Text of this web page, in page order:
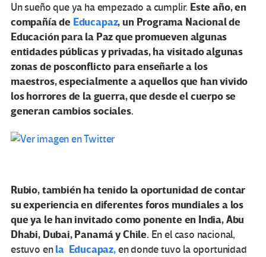
Un sueño que ya ha empezado a cumplir. Este año, en
compañía de Educapaz, un Programa Nacional de
Educación para la Paz que promueven algunas
entidades públicas y privadas, ha visitado algunas
zonas de posconflicto para enseñarle a los
maestros, especialmente a aquellos que han vivido
los horrores de la guerra, que desde el cuerpo se
generan cambios sociales.
Rubio, también ha tenido la oportunidad de contar
su experiencia en diferentes foros mundiales a los
que ya le han invitado como ponente en India, Abu
Dhabi, Dubai, Panamá y Chile. En el caso nacional,
estuvo en la Educapaz,en donde tuvo la oportunidad